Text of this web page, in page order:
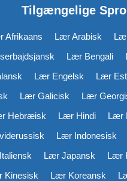
Tilgængelige
Afrikaans Lær Arabisk
Lær Bengali
Lær Engelsk Lær
Lær Galicisk Lær
Hebræisk
Lær Hindi
Lær
Lær Indonesisk
Lær Japansk
Lær
Kinesisk
Lær Koreansk